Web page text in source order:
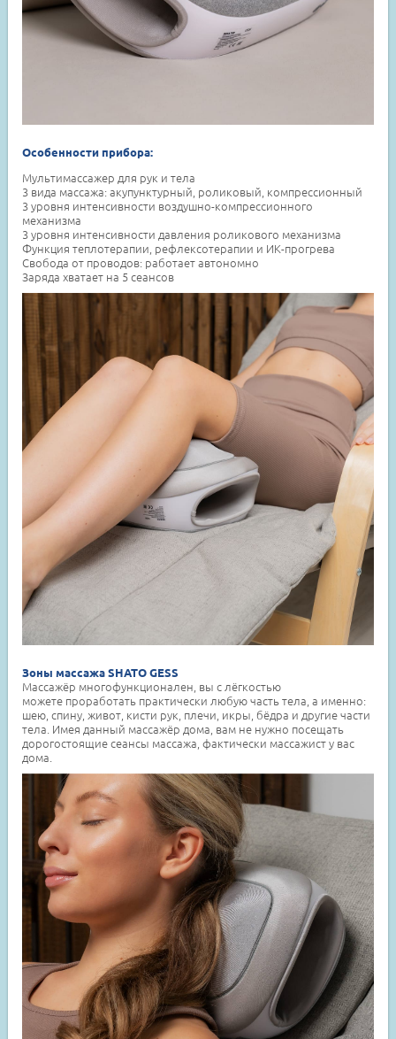
Особенности прибора:
Мультимассажер для рук и тела
3 вида массажа: акупунктурный, роликовый, компрессионный
3 уровня интенсивности воздушно-компрессионного
механизма
3 уровня интенсивности давления роликового механизма
Функция теплотерапии, рефлексотерапии и ИК-прогрева
Свобода от проводов: работает автономно
Заряда хватает на 5 сеансов
Зоны массажа SHATO GESS
Массажёр многофункционален, вы с лёгкостью
можете проработать практически любую часть тела, а именно:
шею, спину, живот, кисти рук, плечи, икры, бёдра и другие части
тела. Имея данный массажёр дома, вам не нужно посещать
дорогостоящие сеансы массажа, фактически массажист у вас
дома.